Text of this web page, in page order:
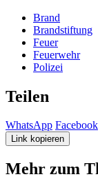
Brand
Brandstiftung
Feuer
Feuerwehr
Polizei
Teilen
WhatsApp Facebook
Link kopieren
Mehr zum